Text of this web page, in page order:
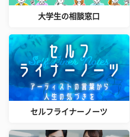
大学生の相談窓口
セルフライナーノーツ